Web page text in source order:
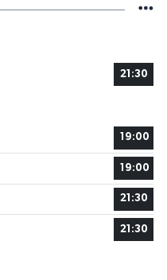
21:30
19:00
19:00
21:30
21:30